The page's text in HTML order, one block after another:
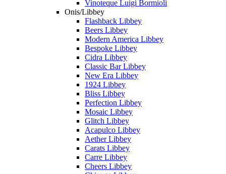
Vinoteque Luigi Bormioli
Onis/Libbey
Flashback Libbey
Beers Libbey
Modern America Libbey
Bespoke Libbey
Cidra Libbey
Classic Bar Libbey
New Era Libbey
1924 Libbey
Bliss Libbey
Perfection Libbey
Mosaic Libbey
Glitch Libbey
Acapulco Libbey
Aether Libbey
Carats Libbey
Carre Libbey
Cheers Libbey